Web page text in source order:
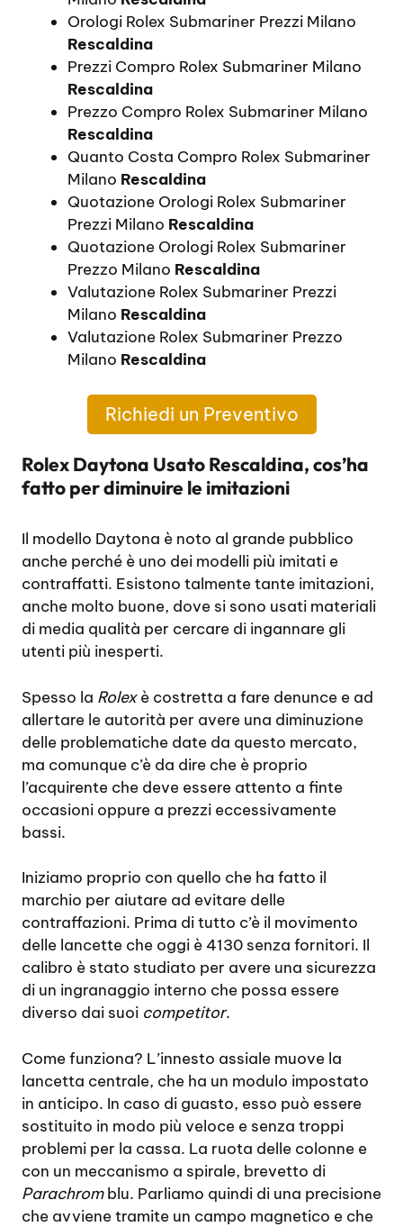
Orologi Rolex Submariner Prezzi Milano
Rescaldina
Prezzi Compro Rolex Submariner Milano
Rescaldina
Prezzo Compro Rolex Submariner Milano
Rescaldina
Quanto Costa Compro Rolex Submariner
Milano Rescaldina
Quotazione Orologi Rolex Submariner
Prezzi Milano Rescaldina
Quotazione Orologi Rolex Submariner
Prezzo Milano Rescaldina
Valutazione Rolex Submariner Prezzi
Milano Rescaldina
Valutazione Rolex Submariner Prezzo
Milano Rescaldina
Richiedi un Preventivo
Rolex Daytona Usato Rescaldina, cos’ha
fatto per diminuire le imitazioni
Il modello Daytona è noto al grande pubblico
anche perché è uno dei modelli più imitati e
contraffatti. Esistono talmente tante imitazioni,
anche molto buone, dove si sono usati materiali
di media qualità per cercare di ingannare gli
utenti più inesperti.
Spesso la Rolexè costretta a fare denunce e ad
allertare le autorità per avere una diminuzione
delle problematiche date da questo mercato,
ma comunque c’è da dire che è proprio
l’acquirente che deve essere attento a finte
occasioni oppure a prezzi eccessivamente
bassi.
Iniziamo proprio con quello che ha fatto il
marchio per aiutare ad evitare delle
contraffazioni. Prima di tutto c’è il movimento
delle lancette che oggi è 4130 senza fornitori. Il
calibro è stato studiato per avere una sicurezza
di un ingranaggio interno che possa essere
diverso dai suoi competitor.
Come funziona? L’innesto assiale muove la
lancetta centrale, che ha un modulo impostato
in anticipo. In caso di guasto, esso può essere
sostituito in modo più veloce e senza troppi
problemi per la cassa. La ruota delle colonne e
con un meccanismo a spirale, brevetto di
Parachromblu. Parliamo quindi di una precisione
che avviene tramite un campo magnetico e che